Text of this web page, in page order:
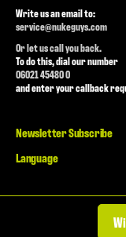
Write us an email to:
service@nukeguys.com
Or let us call you back.
To do this, dial our number
06021 45480 0
and enter your callback
Newsletter Subscribe
Language